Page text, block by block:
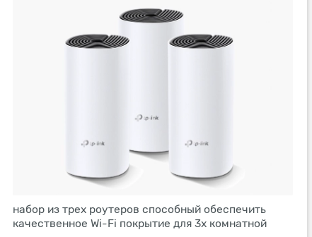
набор из трех роутеров способный обеспечить
качественное Wi-Fi покрытие для 3х комнатной